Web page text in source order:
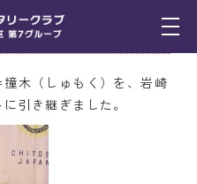
木（しゅもく）を、岩崎
引き継ぎました。